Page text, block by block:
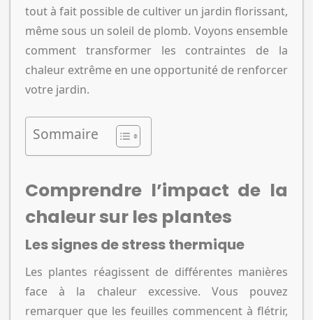
tout à fait possible de cultiver un jardin florissant,
même sous un soleil de plomb. Voyons ensemble
comment transformer les contraintes de la
chaleur extrême en une opportunité de renforcer
votre jardin.
Sommaire
Comprendre l’impact de la
chaleur sur les plantes
Les signes de stress thermique
Les plantes réagissent de différentes manières
face à la chaleur excessive. Vous pouvez
remarquer que les feuilles commencent à flétrir,